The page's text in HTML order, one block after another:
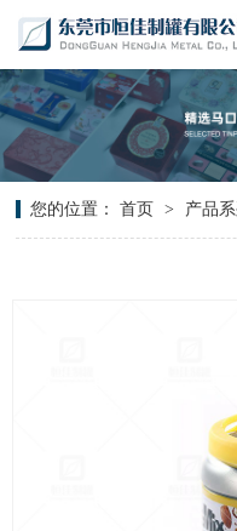
您的位置：首页 > 产品系